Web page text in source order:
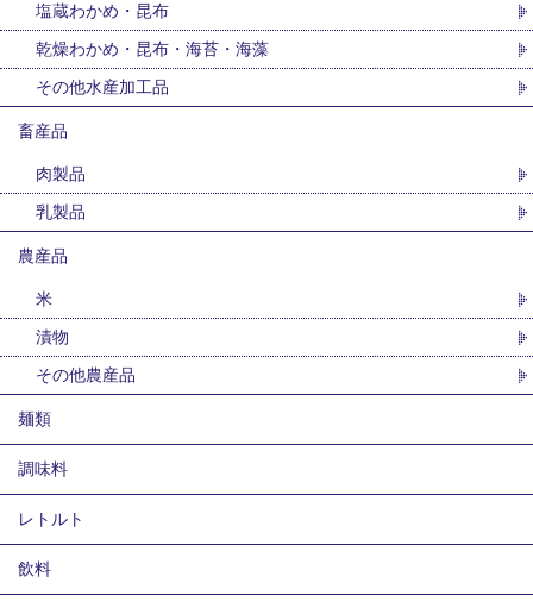
塩蔵わかめ・昆布
乾燥わかめ・昆布・海苔・海藻
その他水産加工品
畜産品
肉製品
乳製品
農産品
米
漬物
その他農産品
麺類
調味料
レトルト
飲料